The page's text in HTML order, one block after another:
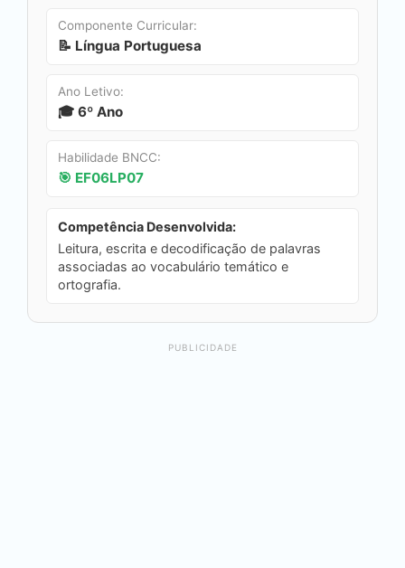
Componente Curricular:
📝 Língua Portuguesa
Ano Letivo:
🎓 6º Ano
Habilidade BNCC:
🎯 EF06LP07
Competência Desenvolvida:
Leitura, escrita e decodificação de palavras
associadas ao vocabulário temático e
ortografia.
PUBLICIDADE